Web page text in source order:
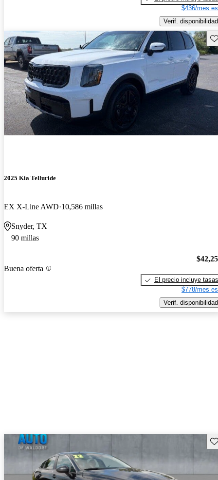
$436/mes
Verif. disponibilidad
2025 Kia Telluride
EX X-Line AWD 10,586 millas
Snyder, TX
90 millas
Buena oferta
El precio incluye tasas
$778/mes
Verif. disponibilidad